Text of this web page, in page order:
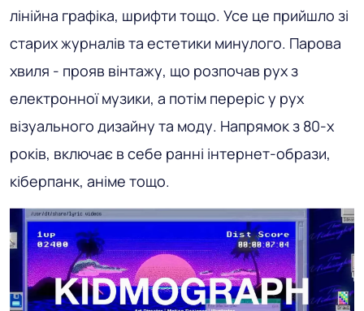
лінійна графіка, шрифти тощо. Усе це прийшло зі
старих журналів та естетики минулого. Парова
хвиля - прояв вінтажу, що розпочав рух з
електронної музики, а потім переріс у рух
візуального дизайну та моду. Напрямок з 80-х
років, включає в себе ранні інтернет-образи,
кіберпанк, аніме тощо.